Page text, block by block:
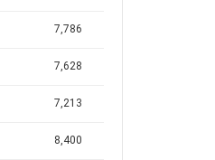
7,786
7,628
7,213
8,400